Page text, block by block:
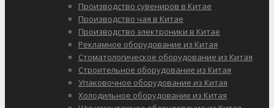
Производство сувениров в Китае
Производство чая в Китае
Производство электроники в Китае
Рекламное оборудование из Китая
Стоматологическое оборудование из Китая
Строительное оборудование из Китая
Упаковочное оборудование из Китая
Холодильное оборудование из Китая